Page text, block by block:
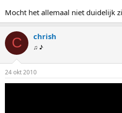
Mocht het allemaal niet duidelijk
C chrish
♫ ♪
24 okt 2010